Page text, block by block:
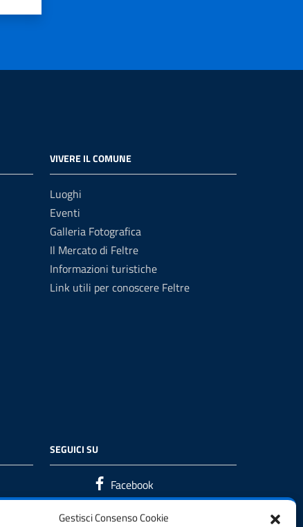
Gestisci Consenso Cookie
VIVERE IL COMUNE
Luoghi
Eventi
Galleria Fotografica
Il Mercato di Feltre
Informazioni turistiche
Link utili per conoscere Feltre
SEGUICI SU
Facebook